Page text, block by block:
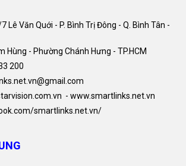
Văn Quới - P. Bình Trị Đông - Q. Bình Tân -
Hùng - Phường Chánh Hưng - TP.HCM
200
- www.smartlinks.net.vn
smartlinks.net.vn/